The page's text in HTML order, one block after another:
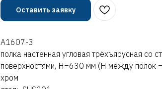
Оставить заявку
A1607-3
полка настенная угловая трёхъярусная со
поверхностями, H=630 мм (Н между полок
хром